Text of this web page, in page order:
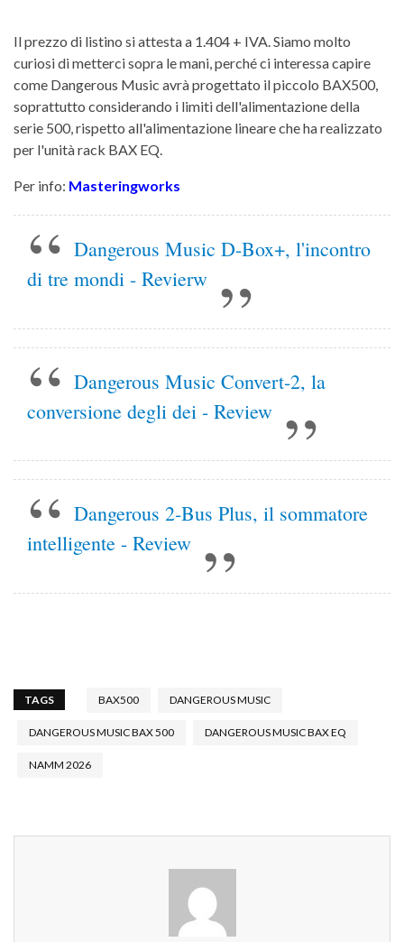
Il prezzo di listino si attesta a 1.404 + IVA. Siamo molto
curiosi di metterci sopra le mani, perché ci interessa capire
come Dangerous Music avrà progettato il piccolo BAX500,
soprattutto considerando i limiti dell'alimentazione della
serie 500, rispetto all'alimentazione lineare che ha realizzato
per l'unità rack BAX EQ.
Per info: Masteringworks
Dangerous Music D-Box+, l'incontro
di tre mondi - Revierw
Dangerous Music Convert-2, la
conversione degli dei - Review
Dangerous 2-Bus Plus, il sommatore
intelligente - Review
TAGS BAX500 DANGEROUS MUSIC
DANGEROUS MUSIC BAX 500 DANGEROUS MUSIC BAX EQ
NAMM 2026